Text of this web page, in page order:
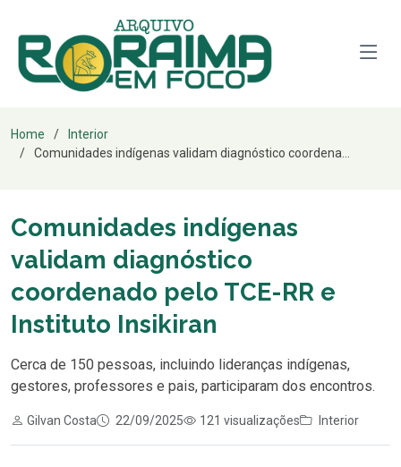
Home
Interior
Comunidades indígenas validam diagnóstico coordena...
Comunidades indígenas
validam diagnóstico
coordenado pelo TCE-RR e
Instituto Insikiran
Cerca de 150 pessoas, incluindo lideranças indígenas,
gestores, professores e pais, participaram dos encontros.
Gilvan Costa 22/09/2025 121 visualizações Interior